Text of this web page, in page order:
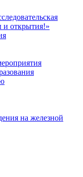
и открытия!»
на железной